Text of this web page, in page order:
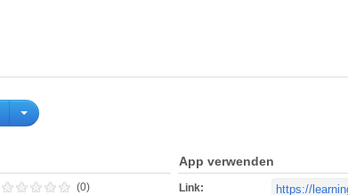
(0)
App verwenden
Link: